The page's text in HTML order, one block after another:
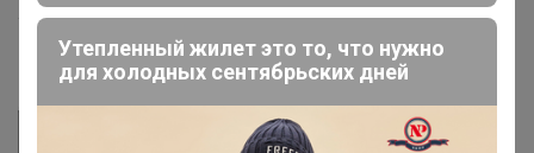
Укорачиватель ссылок
Утепленный жилет это то, что нужно
для холодных сентябрьских дней